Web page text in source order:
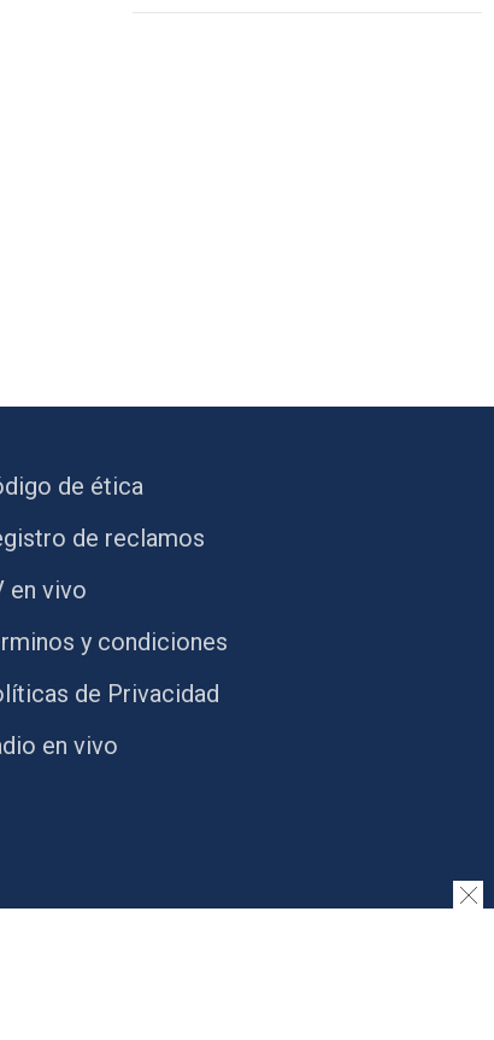
de ética
de reclamos
en vivo
y condiciones
de Privacidad
en vivo